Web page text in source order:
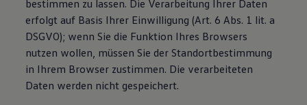
bestimmen zu lassen. Die Verarbeitung Ihrer Daten
erfolgt auf Basis Ihrer Einwilligung (Art. 6 Abs. 1 lit. a
DSGVO); wenn Sie die Funktion Ihres Browsers
nutzen wollen, müssen Sie der Standortbestimmung
in Ihrem Browser zustimmen. Die verarbeiteten
Daten werden nicht gespeichert.